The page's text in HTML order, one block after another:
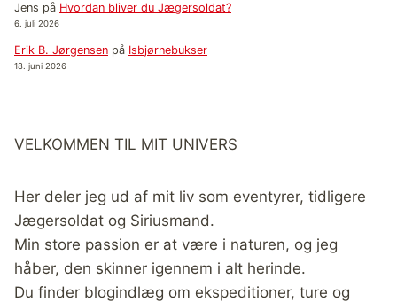
Jens på Hvordan bliver du Jægersoldat?
6. juli 2026
Erik B. Jørgensen på Isbjørnebukser
18. juni 2026
VELKOMMEN TIL MIT UNIVERS
Her deler jeg ud af mit liv som eventyrer, tidligere
Jægersoldat og Siriusmand.
Min store passion er at være i naturen, og jeg
håber, den skinner igennem i alt herinde.
Du finder blogindlæg om ekspeditioner, ture og